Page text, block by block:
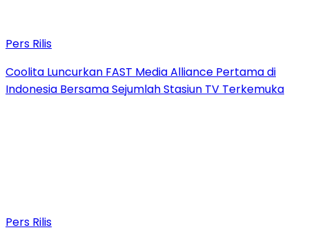
Pers Rilis
Coolita Luncurkan FAST Media Alliance Pertama di
Indonesia Bersama Sejumlah Stasiun TV Terkemuka
Pers Rilis